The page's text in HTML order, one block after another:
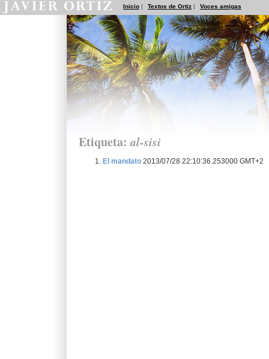
Inicio | Textos de Ortiz | Voces amigas
Etiqueta:al-sisi
El mandato 2013/07/28 22:10:36.253000 GMT+2